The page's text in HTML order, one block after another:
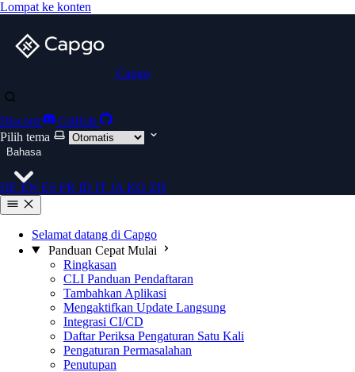
Lompat ke konten
Capgo
Discord
GitHub
Pilih tema
Bahasa
DE EN ES FR ID IT JA KO ZH
Selamat datang di Capgo
Panduan Cepat Mulai
Ringkasan
CLI Panduan Pendaftaran
Tambahkan Aplikasi
Mengaktifkan Update Langsung
Integrasi CI/CD
Daftar Periksa Pengaturan Satu Kali
Pengaturan Permasalahan
Penutupan